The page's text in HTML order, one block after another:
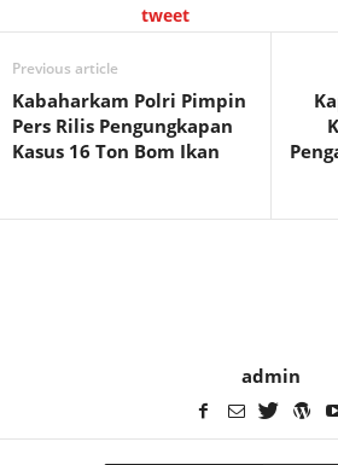
tweet
Previous article
Kabaharkam Polri Pimpin
Pers Rilis Pengungkapan
Kasus 16 Ton Bom Ikan
admin